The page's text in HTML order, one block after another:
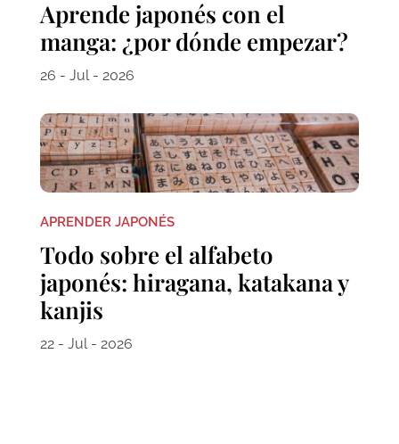
Aprende japonés con el
manga: ¿por dónde empezar?
26 - Jul - 2026
APRENDER JAPONÉS
Todo sobre el alfabeto
japonés: hiragana, katakana y
kanjis
22 - Jul - 2026